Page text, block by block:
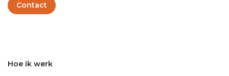
Contact
Hoe ik werk